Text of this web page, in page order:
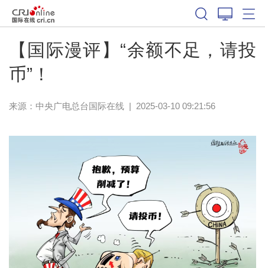
【国际漫评】“余额不足，请投
币”！
来源：中央广电总台国际在线| 2025-03-10 09:21:56